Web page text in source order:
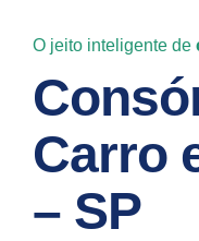
O jeito inteligente de
Carro
– SP